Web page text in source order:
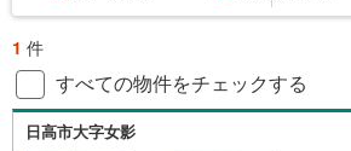
1 件
すべての物件をチェックする
日高市大字女影